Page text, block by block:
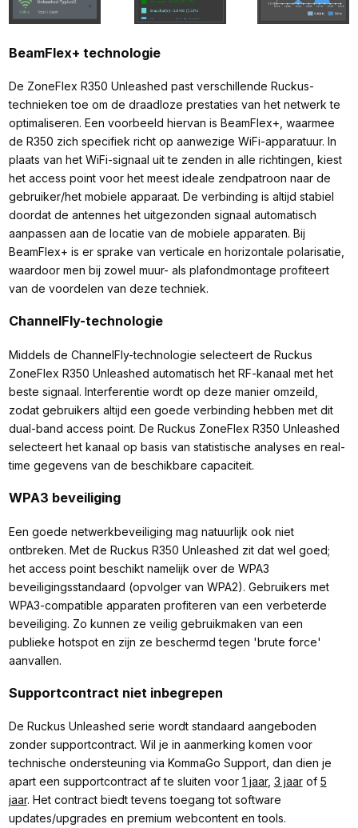
BeamFlex+ technologie
De ZoneFlex R350 Unleashed past verschillende Ruckus-
technieken toe om de draadloze prestaties van het netwerk te
optimaliseren. Een voorbeeld hiervan is BeamFlex+, waarmee
de R350 zich specifiek richt op aanwezige WiFi-apparatuur. In
plaats van het WiFi-signaal uit te zenden in alle richtingen, kiest
het access point voor het meest ideale zendpatroon naar de
gebruiker/het mobiele apparaat. De verbinding is altijd stabiel
doordat de antennes het uitgezonden signaal automatisch
aanpassen aan de locatie van de mobiele apparaten. Bij
BeamFlex+ is er sprake van verticale en horizontale polarisatie,
waardoor men bij zowel muur- als plafondmontage profiteert
van de voordelen van deze techniek.
ChannelFly-technologie
Middels de ChannelFly-technologie selecteert de Ruckus
ZoneFlex R350 Unleashed automatisch het RF-kanaal met het
beste signaal. Interferentie wordt op deze manier omzeild,
zodat gebruikers altijd een goede verbinding hebben met dit
dual-band access point. De Ruckus ZoneFlex R350 Unleashed
selecteert het kanaal op basis van statistische analyses en real-
time gegevens van de beschikbare capaciteit.
WPA3 beveiliging
Een goede netwerkbeveiliging mag natuurlijk ook niet
ontbreken. Met de Ruckus R350 Unleashed zit dat wel goed;
het access point beschikt namelijk over de WPA3
beveiligingsstandaard (opvolger van WPA2). Gebruikers met
WPA3-compatible apparaten profiteren van een verbeterde
beveiliging. Zo kunnen ze veilig gebruikmaken van een
publieke hotspot en zijn ze beschermd tegen 'brute force'
aanvallen.
Supportcontract niet inbegrepen
De Ruckus Unleashed serie wordt standaard aangeboden
zonder supportcontract. Wil je in aanmerking komen voor
technische ondersteuning via KommaGo Support, dan dien je
apart een supportcontract af te sluiten voor 1 jaar, 3 jaarof 5
jaar. Het contract biedt tevens toegang tot software
updates/upgrades en premium webcontent en tools.